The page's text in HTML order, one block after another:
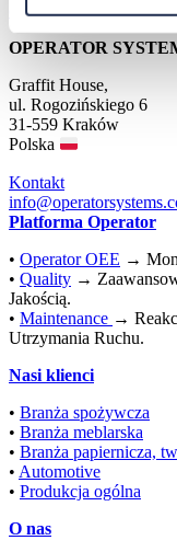
operatorsystems.com
OPERATOR
Graffit House,
ul. Rogozińskiego 6
31-559 Kraków
Polska
Kontakt
Platforma Operator
• Operator OEE →
• Quality →
Jakością.
• Maintenance →
Utrzymania Ruchu.
Nasi klienci
• Branża spożywcza
• Branża meblarska
• Branża papiernicza,
• Automotive
• Produkcja ogólna
O nas